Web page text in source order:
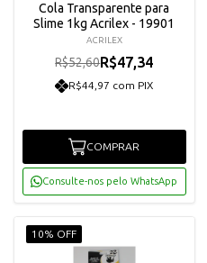
Cola Transparente para
Slime 1kg Acrilex - 19901
ACRILEX
R$52,60R$47,34
R$44,97 com PIX
COMPRAR
Consulte-nos pelo WhatsApp
10% OFF